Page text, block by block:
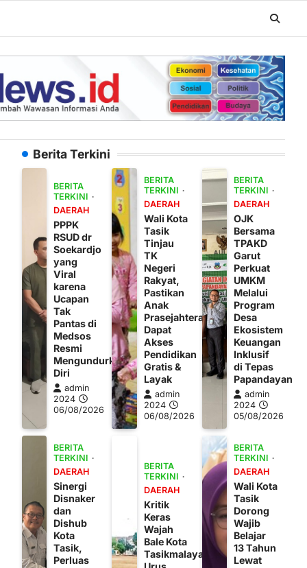
Berita Terkini
BERITA
TERKINI
DAERAH
PPPK
RSUD dr
Soekardjo
yang
Viral
karena
Ucapan
Tak
Pantas di
Medsos
Resmi
Mengundurkan
Diri
admin
2024
06/08/2026
BERITA
TERKINI
DAERAH
Wali Kota
Tasik
Tinjau
TK
Negeri
Rakyat,
Pastikan
Anak
Prasejahtera
Dapat
Akses
Pendidikan
Gratis &
Layak
admin
2024
06/08/2026
BERITA
TERKINI
DAERAH
OJK
Bersama
TPAKD
Garut
Perkuat
UMKM
Melalui
Program
Desa
Ekosistem
Keuangan
Inklusif
di Tepas
Papandayan
admin
2024
05/08/2026
BERITA
TERKINI
DAERAH
Sinergi
Disnaker
dan
Dishub
Kota
Tasik,
Perluas
BERITA
TERKINI
DAERAH
Kritik
Keras
Wajah
Bale Kota
Tasikmalaya:
BERITA
TERKINI
DAERAH
Wali Kota
Tasik
Dorong
Wajib
Belajar
13 Tahun
Lewat